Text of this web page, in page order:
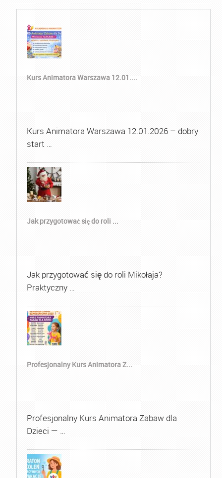
Kurs Animatora Warszawa 12.01....
Kurs Animatora Warszawa 12.01.2026 – dobry
start …
Jak przygotować się do roli ...
Jak przygotować się do roli Mikołaja?
Praktyczny …
Profesjonalny Kurs Animatora Z...
Profesjonalny Kurs Animatora Zabaw dla
Dzieci — …